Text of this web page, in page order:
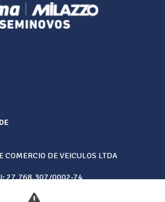
COMERCIO DE VEICULOS LTDA
27.768.307/0002-74